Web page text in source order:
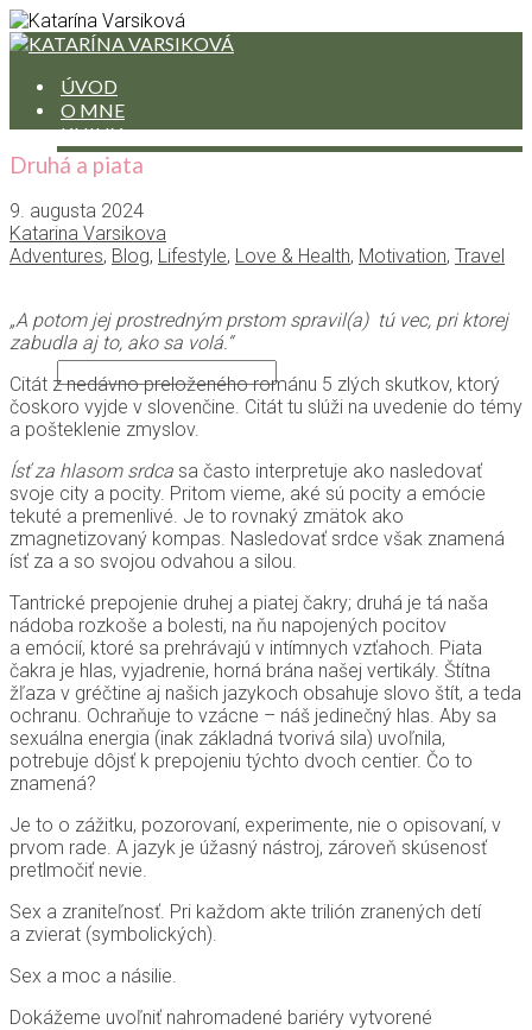
ÚVOD
O MNE
KNIHY
POVIEDKA NA MESIAC
RECENZIE NA KNIHY ČÍTANÝCH AUTOROV
ÚRYVKY Z RUKOPISOV
PREKLADY
BLOG
KONTAKT
Druhá a piata
9. augusta 2024
Katarina Varsikova
Adventures, Blog, Lifestyle, Love & Health, Motivation, Travel
„A potom jej prostredným prstom spravil(a) tú vec, pri ktorej
zabudla aj to, ako sa volá.“
Citát z nedávno preloženého románu 5 zlých skutkov, ktorý
čoskoro vyjde v slovenčine. Citát tu slúži na uvedenie do témy
a pošteklenie zmyslov.
Ísť za hlasom srdca sa často interpretuje ako nasledovať
svoje city a pocity. Pritom vieme, aké sú pocity a emócie
tekuté a premenlivé. Je to rovnaký zmätok ako
zmagnetizovaný kompas. Nasledovať srdce však znamená
ísť za a so svojou odvahou a silou.
Tantrické prepojenie druhej a piatej čakry; druhá je tá naša
nádoba rozkoše a bolesti, na ňu napojených pocitov
a emócií, ktoré sa prehrávajú v intímnych vzťahoch. Piata
čakra je hlas, vyjadrenie, horná brána našej vertikály. Štítna
žľaza v gréčtine aj našich jazykoch obsahuje slovo štít, a teda
ochranu. Ochraňuje to vzácne – náš jedinečný hlas. Aby sa
sexuálna energia (inak základná tvorivá sila) uvoľnila,
potrebuje dôjsť k prepojeniu týchto dvoch centier. Čo to
znamená?
Je to o zážitku, pozorovaní, experimente, nie o opisovaní, v
prvom rade. A jazyk je úžasný nástroj, zároveň skúsenosť
pretlmočiť nevie.
Sex a zraniteľnosť. Pri každom akte trilión zranených detí
a zvierat (symbolických).
Sex a moc a násilie.
Dokážeme uvoľniť nahromadené bariéry vytvorené